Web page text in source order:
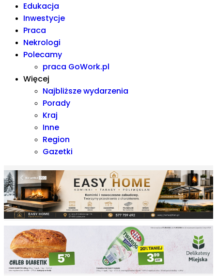
Edukacja
Inwestycje
Praca
Nekrologi
Polecamy
praca GoWork.pl
Więcej
Najbliższe wydarzenia
Porady
Kraj
Inne
Region
Gazetki